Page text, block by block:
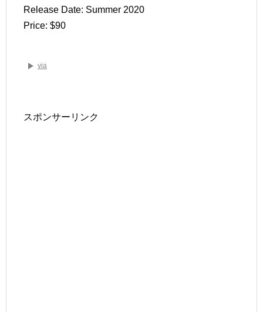
Release Date: Summer 2020
Price: $90
via
スポンサーリンク